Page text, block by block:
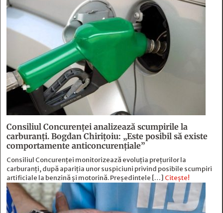
Consiliul Concurenței analizează scumpirile la
carburanți. Bogdan Chirițoiu: „Este posibil să existe
comportamente anticoncurențiale”
Consiliul Concurenței monitorizează evoluția prețurilor la
carburanți, după apariția unor suspiciuni privind posibile scumpiri
artificiale la benzină și motorină. Președintele […] Citește!